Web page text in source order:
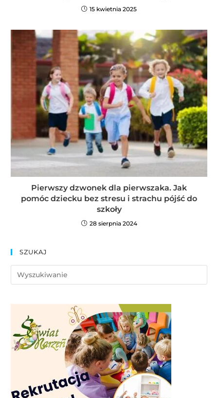
15 kwietnia 2025
Pierwszy dzwonek dla pierwszaka. Jak
pomóc dziecku bez stresu i strachu pójść do
szkoły
28 sierpnia 2024
SZUKAJ